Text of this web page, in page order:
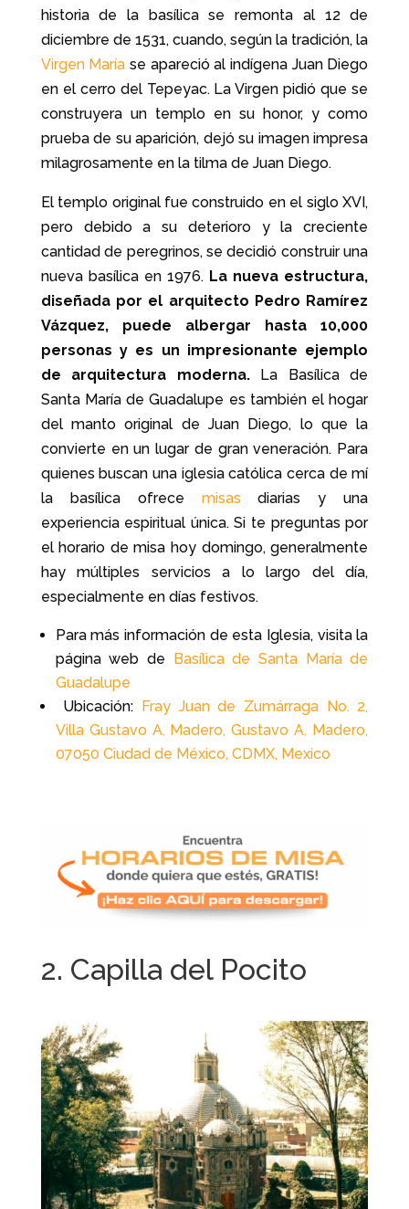
historia de la basílica se remonta al 12 de
diciembre de 1531, cuando, según la tradición, la
Virgen María se apareció al indígena Juan Diego
en el cerro del Tepeyac. La Virgen pidió que se
construyera un templo en su honor, y como
prueba de su aparición, dejó su imagen impresa
milagrosamente en la tilma de Juan Diego.
El templo original fue construido en el siglo XVI,
pero debido a su deterioro y la creciente
cantidad de peregrinos, se decidió construir una
nueva basílica en 1976. La nueva estructura,
diseñada por el arquitecto Pedro Ramírez
Vázquez, puede albergar hasta 10,000
personas y es un impresionante ejemplo
de arquitectura moderna.La Basílica de
Santa María de Guadalupe es también el hogar
del manto original de Juan Diego, lo que la
convierte en un lugar de gran veneración. Para
quienes buscan una iglesia católica cerca de mí
la basílica ofrece misas diarias y una
experiencia espiritual única. Si te preguntas por
el horario de misa hoy domingo, generalmente
hay múltiples servicios a lo largo del día,
especialmente en días festivos.
Para más información de esta Iglesia, visita la
página web de Basílica de Santa María de
Guadalupe
Ubicación: Fray Juan de Zumárraga No. 2,
Villa Gustavo A. Madero, Gustavo A. Madero,
07050 Ciudad de México, CDMX, Mexico
2. Capilla del Pocito